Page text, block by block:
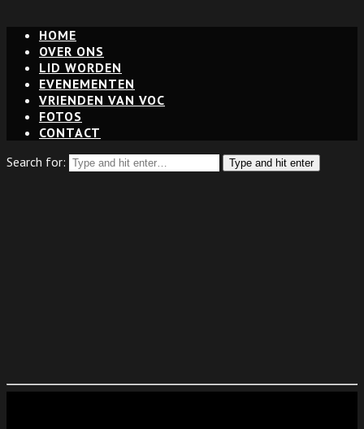
HOME
OVER ONS
LID WORDEN
EVENEMENTEN
VRIENDEN VAN VOC
FOTOS
CONTACT
Search for:
Type and hit enter